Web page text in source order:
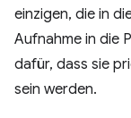
einzigen, die in
Aufnahme in die
dafür, dass sie
sein werden.